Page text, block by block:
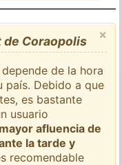
×
de Coraopolis
de la hora
país. Debido a que
es bastante
usuario
afluencia de
la tarde y
recomendable